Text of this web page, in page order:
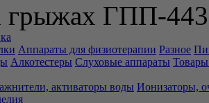
грыжах ГПП-
Аппараты для физиотерапии Разное
Алкотестеры Слуховые аппараты Товары
активаторы воды Ионизаторы,